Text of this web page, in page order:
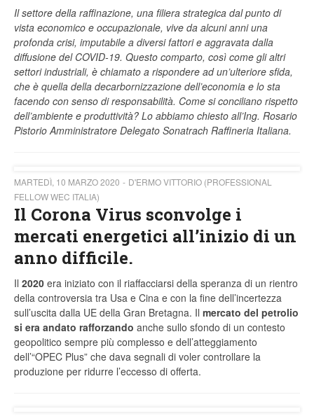
Il settore della raffinazione, una filiera strategica dal punto di
vista economico e occupazionale, vive da alcuni anni una
profonda crisi, imputabile a diversi fattori e aggravata dalla
diffusione del COVID-19. Questo comparto, così come gli altri
settori industriali, è chiamato a rispondere ad un’ulteriore sfida,
che è quella della decarbornizzazione dell’economia e lo sta
facendo con senso di responsabilità. Come si conciliano rispetto
dell’ambiente e produttività? Lo abbiamo chiesto all’Ing. Rosario
Pistorio Amministratore Delegato Sonatrach Raffineria Italiana.
MARTEDÌ, 10 MARZO 2020
D'ERMO VITTORIO (PROFESSIONAL
FELLOW WEC ITALIA)
Il Corona Virus sconvolge i
mercati energetici all’inizio di un
anno difficile.
Il 2020 era iniziato con il riaffacciarsi della speranza di un rientro
della controversia tra Usa e Cina e con la fine dell’incertezza
sull’uscita dalla UE della Gran Bretagna. Il mercato del petrolio
si era andato rafforzando anche sullo sfondo di un contesto
geopolitico sempre più complesso e dell’atteggiamento
dell’“OPEC Plus” che dava segnali di voler controllare la
produzione per ridurre l’eccesso di offerta.